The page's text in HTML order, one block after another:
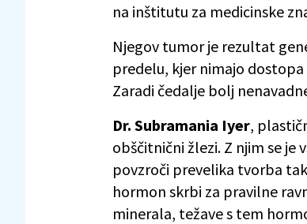
na inštitutu za medicinske
Njegov tumor je rezultat
predelu, kjer nimajo
Zaradi čedalje bolj
Dr. Subramania Iyer,
obščitnični žlezi. Z njim se je
povzroči prevelika tvorba
hormon skrbi za pravilne
minerala, težave s tem